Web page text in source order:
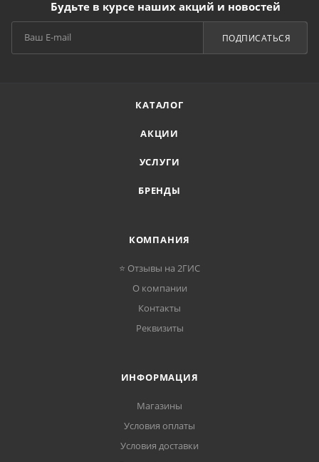
Будьте в курсе наших акций и новостей
ПОДПИСАТЬСЯ
КАТАЛОГ
АКЦИИ
УСЛУГИ
БРЕНДЫ
КОМПАНИЯ
⭐ Отзывы на 2ГИС
О компании
Контакты
Реквизиты
ИНФОРМАЦИЯ
Магазины
Условия оплаты
Условия доставки